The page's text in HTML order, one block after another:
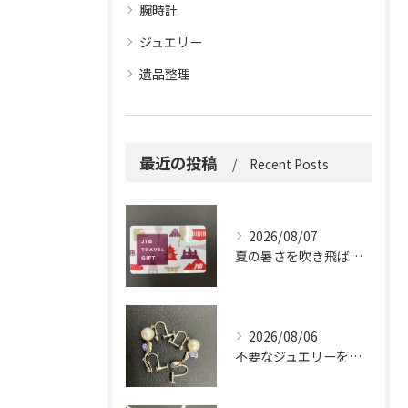
腕時計
ジュエリー
遺品整理
最近の投稿 Recent Posts
2026/08/07
夏の暑さを吹き飛ばしに来てください。
2026/08/06
不要なジュエリーを眠らせていませんか？